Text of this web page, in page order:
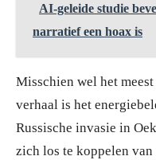
AI-geleide studie
narratief een hoax is
Misschien wel het
verhaal is het
Russische invasie in
zich los te koppelen van